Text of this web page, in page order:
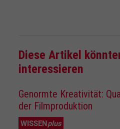
Diese Artikel
interessieren
Genormte Kreativität:
der Filmproduktion
WISSENplus